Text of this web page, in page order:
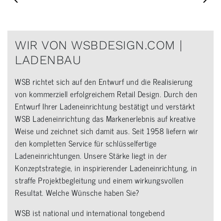
WIR VON WSBDESIGN.COM |
LADENBAU
WSB richtet sich auf den Entwurf und die Realisierung
von kommerziell erfolgreichem Retail Design. Durch den
Entwurf Ihrer Ladeneinrichtung bestätigt und verstärkt
WSB Ladeneinrichtung das Markenerlebnis auf kreative
Weise und zeichnet sich damit aus. Seit 1958 liefern wir
den kompletten Service für schlüsselfertige
Ladeneinrichtungen. Unsere Stärke liegt in der
Konzeptstrategie, in inspirierender Ladeneinrichtung, in
straffe Projektbegleitung und einem wirkungsvollen
Resultat. Welche Wünsche haben Sie?
WSB ist national und international tongebend